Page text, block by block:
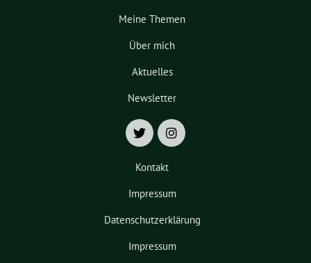
Meine Themen
Über mich
Aktuelles
Newsletter
Kontakt
Impressum
Datenschutzerklärung
Impressum